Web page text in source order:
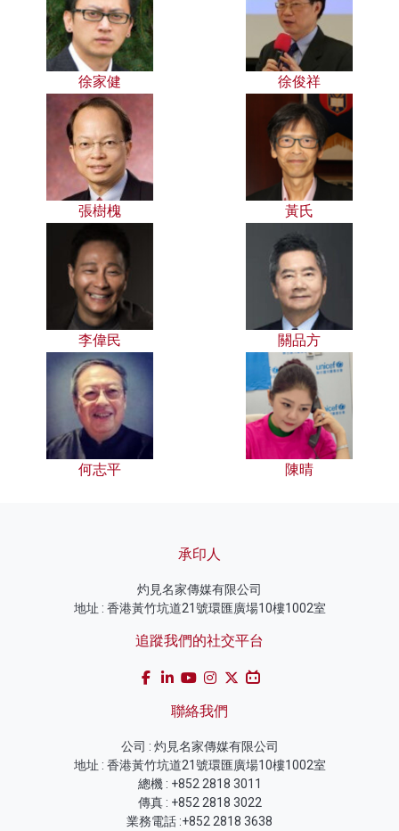
徐家健 徐俊祥
張樹槐 黃氏
李偉民 關品方
何志平 陳晴
承印人
灼見名家傳媒有限公司
地址 : 香港黃竹坑道21號環匯廣場10樓1002室
追蹤我們的社交平台
聯絡我們
公司 : 灼見名家傳媒有限公司
地址 : 香港黃竹坑道21號環匯廣場10樓1002室
總機 : +852 2818 3011
傳真 : +852 2818 3022
業務電話 :+852 2818 3638